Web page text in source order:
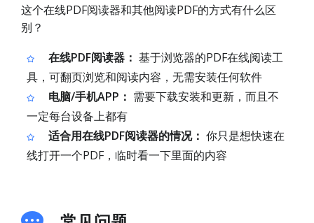
这个在线PDF阅读器和其他阅读PDF的方式有什么区
别？
在线PDF阅读器： 基于浏览器的PDF在线阅读工
具，可翻页浏览和阅读内容，无需安装任何软件
电脑/手机APP： 需要下载安装和更新，而且不
一定每台设备上都有
适合用在线PDF阅读器的情况： 你只是想快速在
线打开一个PDF，临时看一下里面的内容